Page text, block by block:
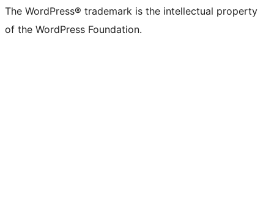
The WordPress® trademark is the intellectual property
of the WordPress Foundation.